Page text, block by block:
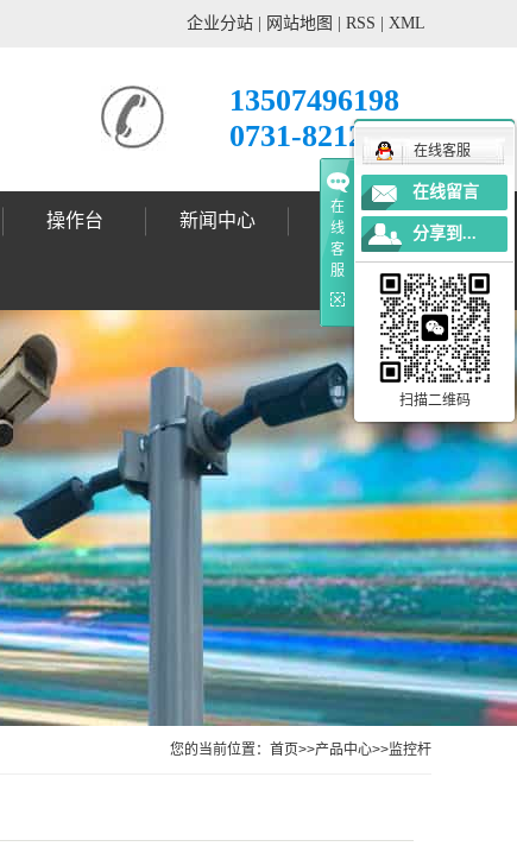
企业分站 网站地图 RSS XML
13507496198
0731-82121678
操作台 新闻中心 工程案例
灯杆案例
标志杆案例
标志牌案例
信号灯案例
更多案例
您的当前位置： 首页>>产品中心>>监控杆
在
线
客
服
在线客服
在线留言
分享到...
扫描二维码